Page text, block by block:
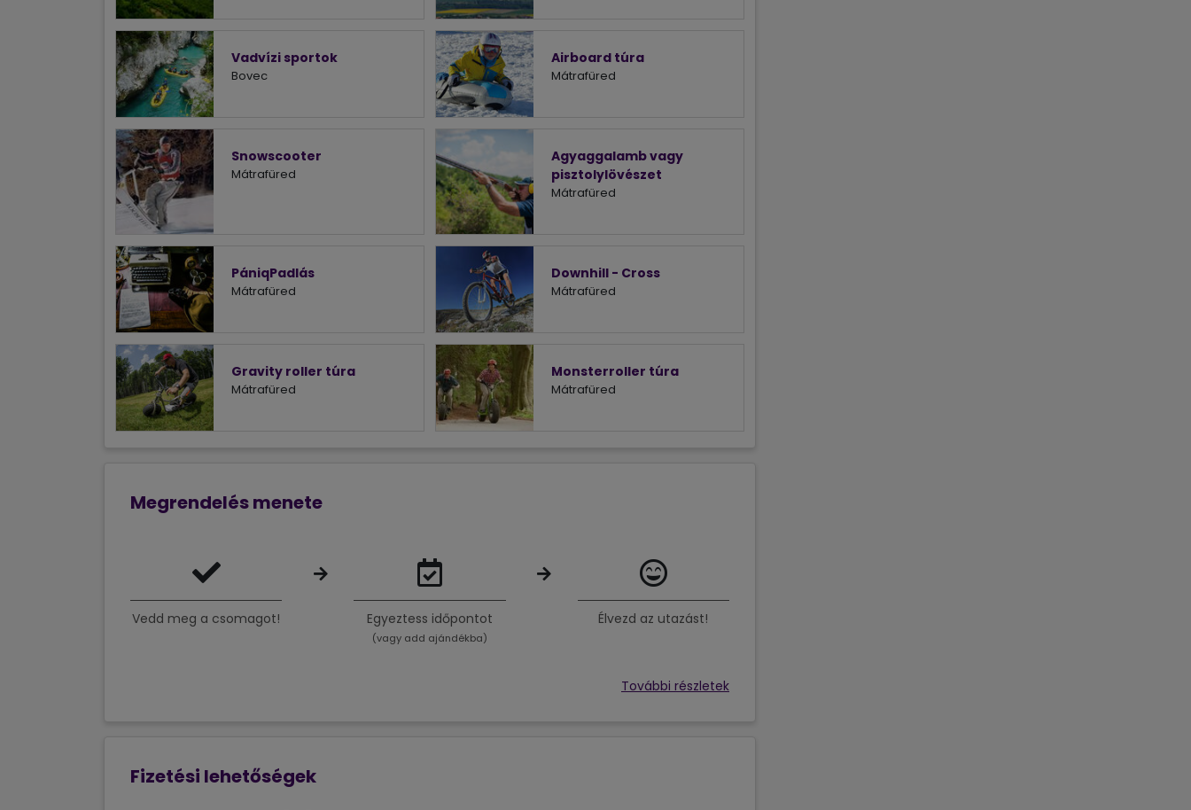
Vadvízi sportok
Bovec
Airboard túra
Mátrafüred
Snowscooter
Mátrafüred
Agyaggalamb vagy
pisztolylövészet
Mátrafüred
PániqPadlás
Mátrafüred
Downhill - Cross
Mátrafüred
Gravity roller túra
Mátrafüred
Monsterroller túra
Mátrafüred
Fizetési lehetőségek
Megrendelés menete
Vedd meg a csomagot! Egyeztess időpontot
(vagy add ajándékba)
Élvezd az utazást!
További részletek